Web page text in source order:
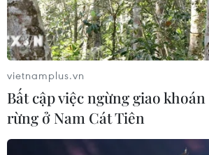
vietnamplus.vn
Bất cập việc ngừng giao
rừng ở Nam Cát Tiên